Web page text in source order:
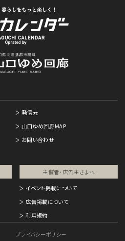
発信元
山口ゆめ回廊MAP
お問い合わせ
主催者・広告主さまへ​
イベント掲載について
広告掲載について
利用規約
プライバシーポリシー